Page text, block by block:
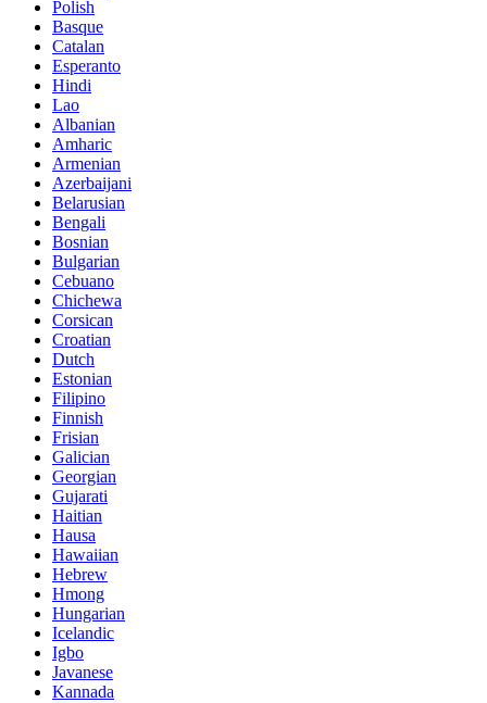
Polish
Basque
Catalan
Esperanto
Hindi
Lao
Albanian
Amharic
Armenian
Azerbaijani
Belarusian
Bengali
Bosnian
Bulgarian
Cebuano
Chichewa
Corsican
Croatian
Dutch
Estonian
Filipino
Finnish
Frisian
Galician
Georgian
Gujarati
Haitian
Hausa
Hawaiian
Hebrew
Hmong
Hungarian
Icelandic
Igbo
Javanese
Kannada